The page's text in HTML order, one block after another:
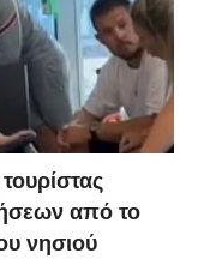
από το
νησιού